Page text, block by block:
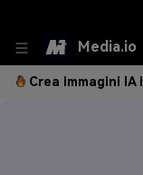
Media.io
Crea immagini